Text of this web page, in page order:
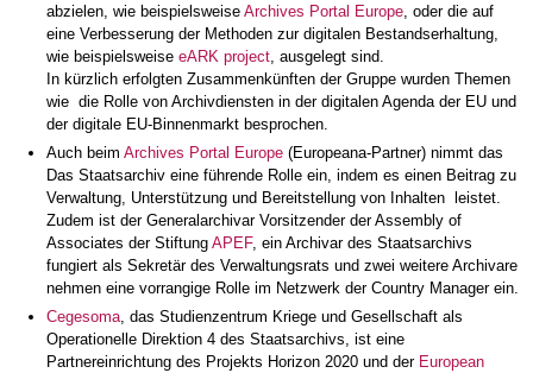
abzielen, wie beispielsweise Archives Portal Europe, oder die auf
eine Verbesserung der Methoden zur digitalen Bestandserhaltung,
wie beispielsweise eARK project, ausgelegt sind.
In kürzlich erfolgten Zusammenkünften der Gruppe wurden Themen
wie die Rolle von Archivdiensten in der digitalen Agenda der EU und
der digitale EU-Binnenmarkt besprochen.
Auch beim Archives Portal Europe(Europeana-Partner) nimmt das
Das Staatsarchiv eine führende Rolle ein, indem es einen Beitrag zu
Verwaltung, Unterstützung und Bereitstellung von Inhalten leistet.
Zudem ist der Generalarchivar Vorsitzender der Assembly of
Associates der Stiftung APEF, ein Archivar des Staatsarchivs
fungiert als Sekretär des Verwaltungsrats und zwei weitere Archivare
nehmen eine vorrangige Rolle im Netzwerk der Country Manager ein.
Cegesoma, das Studienzentrum Kriege und Gesellschaft als
Operationelle Direktion 4 des Staatsarchivs, ist eine
Partnereinrichtung des Projekts Horizon 2020 und der European